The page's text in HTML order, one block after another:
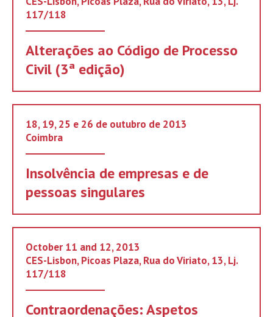
117/118
Alterações ao Código de Processo
Civil (3ª edição)
18, 19, 25 e 26 de outubro de 2013
Coimbra
Insolvência de empresas e de
pessoas singulares
October 11 and 12, 2013
CES-Lisbon, Picoas Plaza, Rua do Viriato, 13, Lj.
117/118
Contraordenações: Aspetos